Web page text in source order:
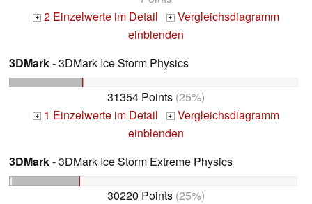
+ 2 Einzelwerte im Detail + Vergleichsdiagramm
einblenden
3DMark- 3DMark Ice Storm Physics
31354 Points (25%)
+ 1 Einzelwerte im Detail + Vergleichsdiagramm
einblenden
3DMark- 3DMark Ice Storm Extreme Physics
30220 Points (25%)